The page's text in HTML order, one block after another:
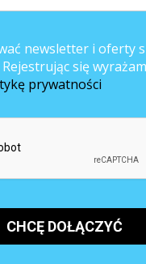
newsletter i oferty
Rejestrując się
prywatności